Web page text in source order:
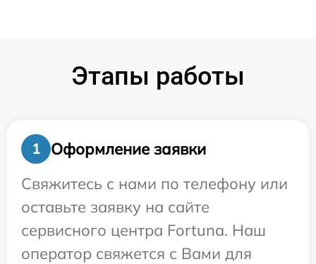
Этапы работы
1
Оформление заявки
Свяжитесь с нами по телефону или
оставьте заявку на сайте
сервисного центра Fortuna. Наш
оператор свяжется с Вами для